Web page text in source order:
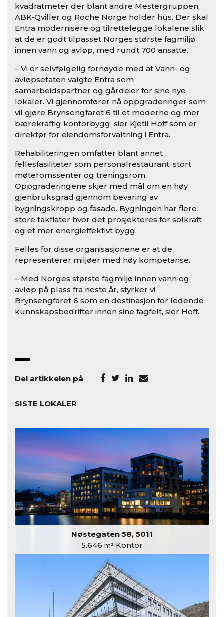
kvadratmeter der blant andre Mestergruppen,
ABK-Qviller og Roche Norge holder hus. Der skal
Entra modernisere og tilrettelegge lokalene slik
at de er godt tilpasset Norges største fagmiljø
innen vann og avløp, med rundt 700 ansatte.
– Vi er selvfølgelig fornøyde med at Vann- og
avløpsetaten valgte Entra som
samarbeidspartner og gårdeier for sine nye
lokaler. Vi gjennomfører nå oppgraderinger som
vil gjøre Brynsengfaret 6 til et moderne og mer
bærekraftig kontorbygg, sier Kjetil Hoff som er
direktør for eiendomsforvaltning i Entra.
Rehabiliteringen omfatter blant annet
fellesfasiliteter som personalrestaurant, stort
møteromssenter og treningsrom.
Oppgraderingene skjer med mål om en høy
gjenbruksgrad gjennom bevaring av
bygningskropp og fasade. Bygningen har flere
store takflater hvor det prosjekteres for solkraft
og et mer energieffektivt bygg.
Felles for disse organisasjonene er at de
representerer miljøer med høy kompetanse.
– Med Norges største fagmiljø innen vann og
avløp på plass fra neste år, styrker vi
Brynsengfaret 6 som en destinasjon for ledende
kunnskapsbedrifter innen sine fagfelt, sier Hoff.
Del artikkelen på
SISTE LOKALER
Nøstegaten 58, 5011
5.646 m²Kontor